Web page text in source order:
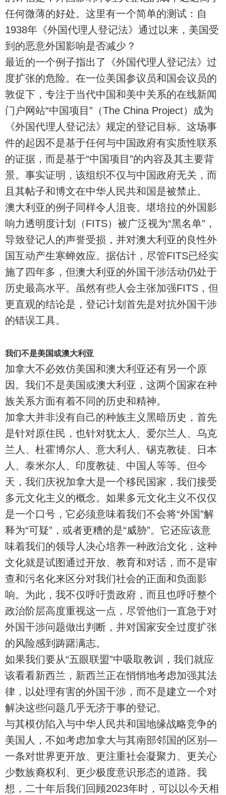
任何微薄的好处。这里有一个简单的测试：自
1938年《外国代理人登记法》通过以来，美国受
到的恶意外国影响是否减少？
最近的一个例子指出了《外国代理人登记法》过
度扩张的危险。在一位美国参议员和国会议员的
敦促下，专注于当代中国和美中关系的在线新闻
门户网站“中国项目”（The China Project）成为
《外国代理人登记法》规定的登记目标。这场事
件的起因不是基于任何与中国政府有实质性联系
的证据，而是基于“中国项目”的内容及其主要背
景。事实证明，该组织不仅与中国政府无关，而
且其帖子和博文在中华人民共和国是被禁止。
澳大利亚的例子同样令人沮丧。堪培拉的外国影
响力透明度计划（FITS）被广泛视为“黑名单”，
导致登记人的声誉受损，并对澳大利亚的良性外
国互动产生寒蝉效应。据估计，尽管FITS已经实
施了四年多，但澳大利亚的外国干涉活动仍处于
历史最高水平。虽然有些人会主张加强FITS，但
更直观的结论是，登记计划首先是对抗外国干涉
的错误工具。
我们不是美国或澳大利亚
加拿大不必效仿美国和澳大利亚还有另一个原
因。我们不是美国或澳大利亚，这两个国家在种
族关系方面有着不同的历史和精神。
加拿大并非没有自己的种族主义黑暗历史，首先
是针对原住民，也针对犹太人、爱尔兰人、乌克
兰人、杜霍博尔人、意大利人、锡克教徒、日本
人、泰米尔人、印度教徒、中国人等等。但今
天，我们庆祝加拿大是一个移民国家，我们接受
多元文化主义的概念。如果多元文化主义不仅仅
是一个口号，它必须意味着我们不会将“外国”解
释为“可疑”，或者更糟的是“威胁”。它还应该意
味着我们的领导人决心培养一种政治文化，这种
文化就是试图通过开放、教育和对话，而不是审
查和污名化来区分对我们社会的正面和负面影
响。为此，我不仅呼吁贵政府，而且也呼吁整个
政治阶层高度重视这一点，尽管他们一直急于对
外国干涉问题做出判断，并对国家安全过度扩张
的风险感到踌躇满志。
如果我们要从“五眼联盟”中吸取教训，我们就应
该看看新西兰，新西兰正在悄悄地考虑加强其法
律，以处理有害的外国干涉，而不是建立一个对
解决这些问题几乎无济于事的登记。
与其模仿陷入与中华人民共和国地缘战略竞争的
美国人，不如考虑加拿大与其南部邻国的区别—
一条对世界更开放、更注重社会凝聚力、更关心
少数族裔权利、更少极度意识形态的道路。我
想，二十年后我们回顾2023年时，可以以今天相